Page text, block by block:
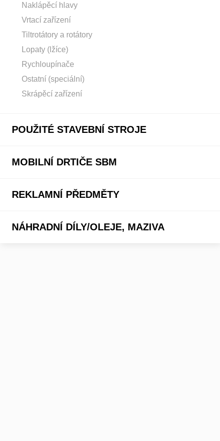
Naklápěcí hlavy
Vrtací zařízení
Tiltrotátory a rotátory
Lopaty (lžíce)
Rychloupínače
Ostatní (speciální)
Skrápěcí zařízení
POUŽITÉ STAVEBNÍ STROJE
MOBILNÍ DRTIČE SBM
REKLAMNÍ PŘEDMĚTY
NÁHRADNÍ DÍLY/OLEJE, MAZIVA